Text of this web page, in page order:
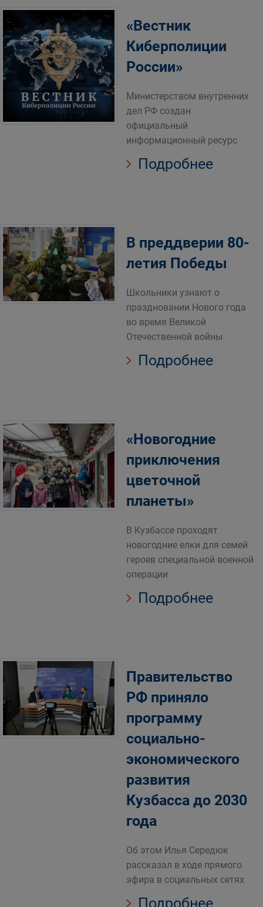
«Вестник
Киберполиции
России»
Министерством внутренних
дел РФ создан
официальный
информационный ресурс
Подробнее
В преддверии 80-
летия Победы
Школьники узнают о
праздновании Нового года
во время Великой
Отечественной войны
Подробнее
«Новогодние
приключения
цветочной
планеты»
В Кузбассе проходят
новогодние елки для семей
героев специальной военной
операции
Подробнее
Правительство
РФ приняло
программу
социально-
экономического
развития
Кузбасса до 2030
года
Об этом Илья Середюк
рассказал в ходе прямого
эфира в социальных сетях
Подробнее